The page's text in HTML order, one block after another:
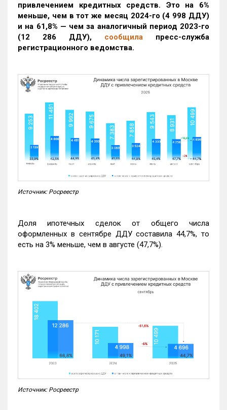
привлечением кредитных средств. Это на 6%
меньше, чем в тот же месяц 2024-го (4 998 ДДУ)
и на 61,8% — чем за аналогичный период 2023-го
(12 286 ДДУ), сообщила пресс-служба
регистрационного ведомства.
Источник: Росреестр
Доля ипотечных сделок от общего числа
оформленных в сентябре ДДУ составила 44,7%, то
есть на 3% меньше, чем в августе (47,7%).
Источник: Росреестр